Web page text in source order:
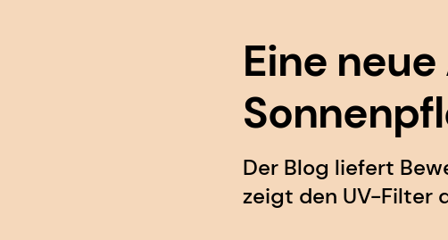
Eine
Der Blog liefert
zeigt den UV-Filter